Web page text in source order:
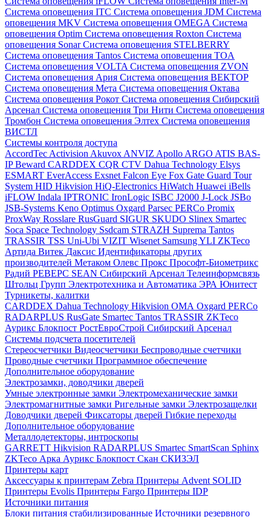
Система оповещения ITC Система оповещения JDM Система
оповещения MKV Система оповещения OMEGA Система
оповещения Optim Система оповещения Roxton Система
оповещения SonarСистема оповещения STELBERRY
Система оповещения Tantos Система оповещения TOA
Система оповещения VOLTA Система оповещения ZVON
Система оповещения Ария Система оповещения ВЕКТОР
Система оповещения Мета Система оповещения Октава
Система оповещения Рокот Система оповещения Сибирский
Арсенал Система оповещения Три Нити Система оповещения
Тромбон Система оповещения Элтех Система оповещения
ВИСТЛ
Системы контроля доступа
AccordTec Activision Akuvox ANVIZ Apollo ARGO ATIS BAS-
IPBeward CARDDEX CQR CTV Dahua Technology Elsys
ESMART EverAccess Exsnet Falcon Eye Fox Gate Guard Tour
System HID Hikvision HiQ-Electronics HiWatch Huawei iBells
iFLOW Indala IPTRONIC IronLogic ISBC J2000 J-Lock JSBo
JSB-Systems Keno Optimus Oxgard Parsec PERCo Promix
ProxWay Rosslare RusGuard SIGUR SKUDO Slinex Smartec
Soca Space Technology Ssdcam STRAZH Suprema Tantos
TRASSIR TSS Uni-Ubi VIZIT Wisenet SamsungYLI ZKTeco
Артида Витек Даксис Идентификаторы других
производителей Метаком Олевс Прокс Прософт-Биометрикс
Радий РЕВЕРС SEAN Сибирский Арсенал Телеинформсвязь
Штольц Групп Электротехника и Автоматика ЭРА Юнитест
Турникеты, калитки
CARDDEX Dahua Technology Hikvision ОМА Oxgard PERCo
RADARPLUS RusGate Smartec Tantos TRASSIR ZKTeco
Аурикс Блокпост РостЕвроСтрой Сибирский Арсенал
Системы подсчета посетителей
Стереосчетчики Видеосчетчики Беспроводные счетчики
Проводные счетчики Программное обеспечение
Дополнительное оборудование
Электрозамки, доводчики дверей
Умные электронные замки Электромеханические замки
Электромагнитные замки Ригельные замки Электрозащелки
Доводчики дверей Фиксаторы дверей Гибкие переходы
Дополнительное оборудование
Металлодетекторы, интроскопы
GARRETT Hikvision RADARPLUS Smartec SmartScan Sphinx
ZKTeco Арка Аурикс Блокпост Скан СКИЗЭЛ
Принтеры карт
Аксессуары к принтерам Zebra Принтеры Advent SOLID
Принтеры Evolis Принтеры Fargo Принтеры IDP
Источники питания
Блоки питания стабилизированные Источники резервного